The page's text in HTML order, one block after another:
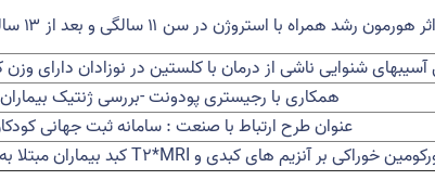
همراه با استروژن در سن ۱۱ سالگی و بعد از ۱۳ سالگی در افزایش قد بیماران مبتلا به بیماری نارسایی مزمن کلیوی
آسیبهای شنوایی ناشی از درمان با کلستین در نوزادان دارای
همکاری با رجیستری پودونت -بررسی ژنتیک
عنوان طرح ارتباط با صنعت : سامانه ثبت جهانی
خوراکی بر آنزیم های کبدی وT۲*MRIکبد بیماران مبتلا